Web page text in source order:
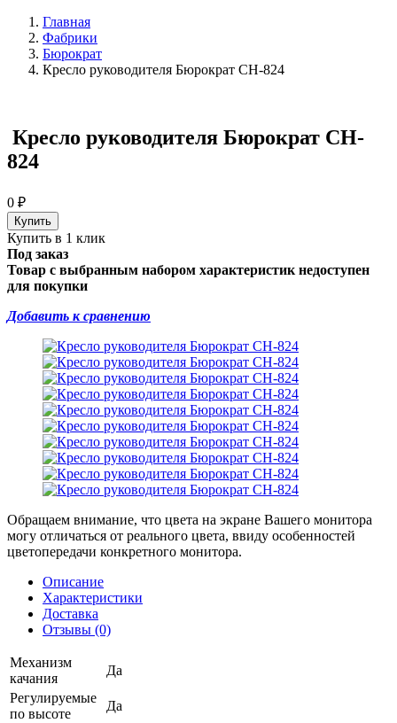
Главная
Фабрики
Бюрократ
Кресло руководителя Бюрократ CH-824
Кресло руководителя Бюрократ CH-
824
0 ₽
Купить в 1 клик
Под заказ
Товар с выбранным набором характеристик недоступен
для покупки
Добавить к сравнению
Обращаем внимание, что цвета на экране Вашего монитора
могу отличаться от реального цвета, ввиду особенностей
цветопередачи конкретного монитора.
Описание
Характеристики
Доставка
Отзывы (0)
Механизм
качания
Да
Регулируемые
по высоте
Да